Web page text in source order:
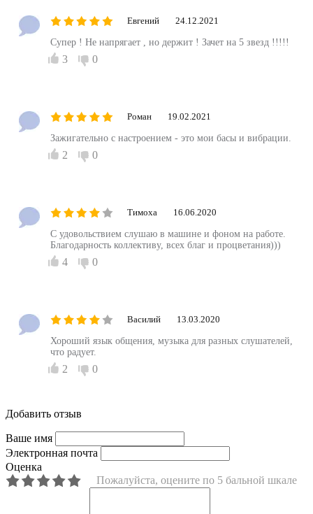
Евгений 24.12.2021
Супер ! Не напрягает , но держит ! Зачет на 5 звезд !!!!!
3 0
Роман 19.02.2021
Зажигательно с настроением - это мои басы и вибрации.
2 0
Тимоха 16.06.2020
С удовольствием слушаю в машине и фоном на работе.
Благодарность коллективу, всех благ и процветания)))
4 0
Василий 13.03.2020
Хороший язык общения, музыка для разных слушателей,
что радует.
2 0
Добавить отзыв
Ваше имя
Электронная почта
Оценка
Пожалуйста, оцените по 5 бальной шкале